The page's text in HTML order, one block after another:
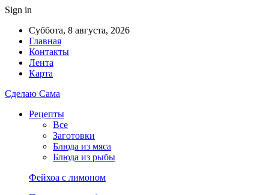
Sign in
Суббота, 8 августа, 2026
Главная
Контакты
Лента
Карта
Сделаю Сама
Рецепты
Все
Заготовки
Блюда из мяса
Блюда из рыбы
Фейхоа с лимоном